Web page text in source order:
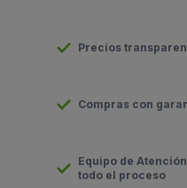
Precios
Compras con
Equipo de
todo el proceso